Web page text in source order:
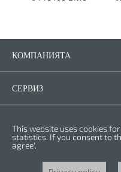
КОМПАНИЯТА
СЕРВИЗ
Гаранционни условия
Политика за личните данни
Бисквитки
Права © 2025 CROWN. Всички
търговска марка. | CROWN
This website uses cookies
statistics. If you consent to
agree'.